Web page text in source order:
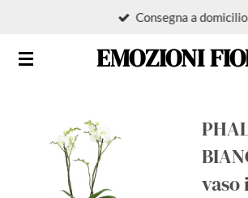
contenuto
EMOZIONI
Consegna a domicilio
vaso